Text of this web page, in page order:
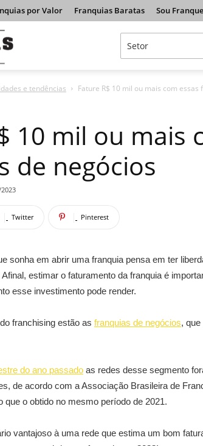
por Valor Franquias Baratas Sou
Franquias
Sucesso
e tendências Fature R$ 10 mil ou mais com essas
10 mil ou mais
de negócios
Twitter Pinterest
sonha em abrir uma franquia pensa em ter
estimar o faturamento da franquia é
esse investimento pode render.
franchising estão as franquias de negócios,
do ano passado as redes desse segmento
de acordo com a Associação Brasileira de
que o obtido no mesmo período de 2021.
vantajoso à uma rede que estima um bom